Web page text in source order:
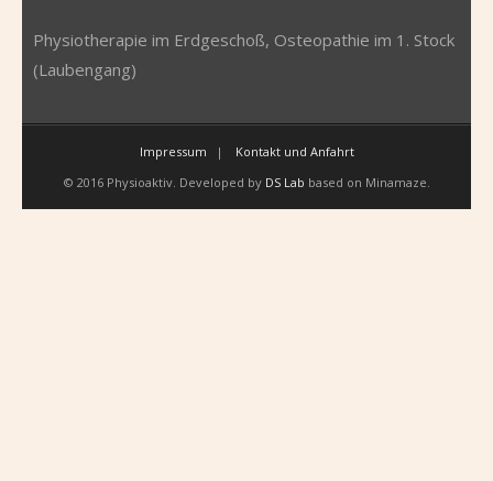
Physiotherapie im Erdgeschoß, Osteopathie im 1. Stock
(Laubengang)
Impressum
Kontakt und Anfahrt
© 2016 Physioaktiv. Developed by DS Lab based on Minamaze.